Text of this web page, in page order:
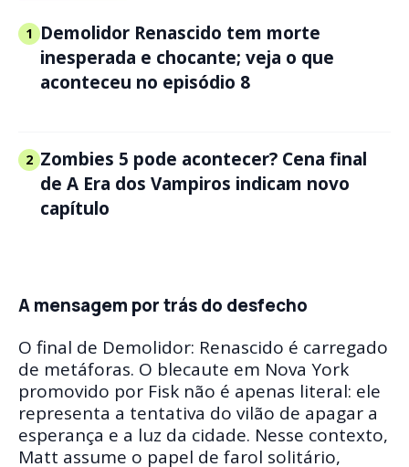
1 Demolidor Renascido tem morte
inesperada e chocante; veja o que
aconteceu no episódio 8
2 Zombies 5 pode acontecer? Cena final
de A Era dos Vampiros indicam novo
capítulo
A mensagem por trás do desfecho
O final de Demolidor: Renascido é carregado
de metáforas. O blecaute em Nova York
promovido por Fisk não é apenas literal: ele
representa a tentativa do vilão de apagar a
esperança e a luz da cidade. Nesse contexto,
Matt assume o papel de farol solitário,